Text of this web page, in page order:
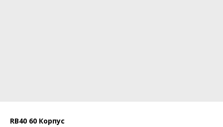
RB40 60 Корпус